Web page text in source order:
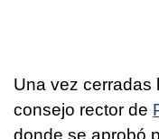
Una vez cerradas
consejo rector de
donde se aprobó